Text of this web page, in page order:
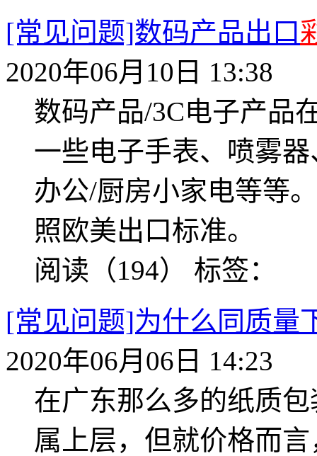
[常见问题]数码产品出口
2020年06月10日 13:38
数码产品/3C电子产品
一些电子手表、喷雾
办公/厨房小家电等等
照欧美出口标准。
阅读（194） 标签：
[常见问题]为什么同质量
2020年06月06日 14:23
在广东那么多的纸质
属上层，但就价格而